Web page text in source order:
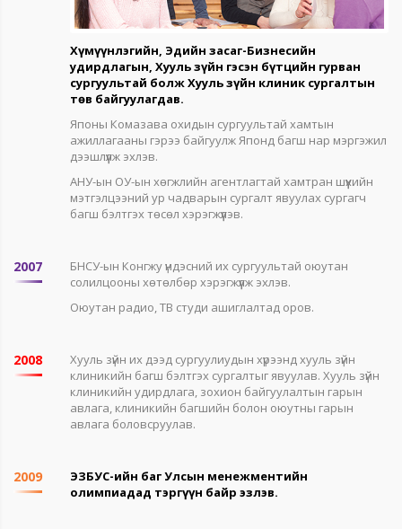
Хүмүүнлэгийн, Эдийн засаг-Бизнесийн
удирдлагын, Хууль зүйн гэсэн бүтцийн гурван
сургуультай болж Хууль зүйн клиник сургалтын
төв байгуулагдав.
Японы Комазава охидын сургуультай хамтын
ажиллагааны гэрээ байгуулж Японд багш нар мэргэжил
дээшлүүлж эхлэв.
АНУ-ын ОУ-ын хөгжлийн агентлагтай хамтран шүүхийн
мэтгэлцээний ур чадварын сургалт явуулах сургагч
багш бэлтгэх төсөл хэрэгжүүлэв.
2007
БНСУ-ын Конгжу үндэсний их сургуультай оюутан
солилцооны хөтөлбөр хэрэгжүүлж эхлэв.
Оюутан радио, ТВ студи ашиглалтад оров.
2008
Хууль зүйн их дээд сургуулиудын хүрээнд хууль зүйн
клиникийн багш бэлтгэх сургалтыг явуулав. Хууль зүйн
клиникийн удирдлага, зохион байгуулалтын гарын
авлага, клиникийн багшийн болон оюутны гарын
авлага боловсруулав.
2009
ЭЗБУС-ийн баг Улсын менежментийн
олимпиадад тэргүүн байр эзлэв.